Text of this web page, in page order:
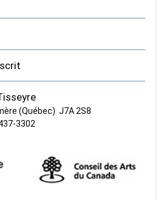
(Québec) J7A 2S8